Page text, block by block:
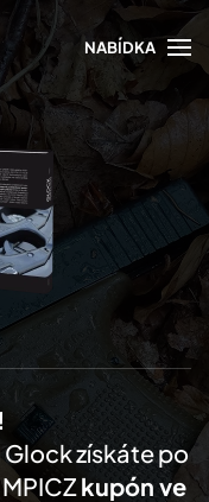
NABÍDKA
získáte po
kupón ve